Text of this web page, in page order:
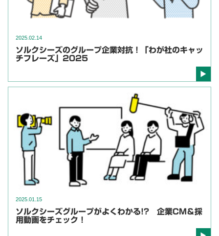
2025.02.14
ソルクシーズのグループ企業対抗！「わが社のキャッ
チフレーズ」2025
2025.01.15
ソルクシーズグループがよくわかる!? 企業CM＆採
用動画をチェック！